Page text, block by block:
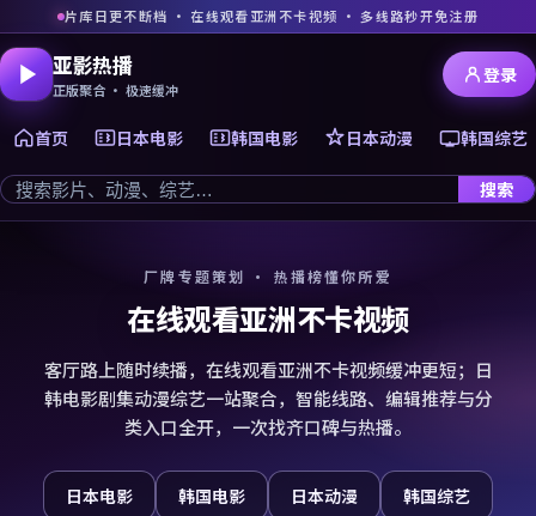
片库日更不断档 · 在线观看亚洲不卡视频 · 多线路秒开免注册
亚影热播
正版聚合 · 极速缓冲
首页 日本电影 韩国电影 日本动漫 韩国综艺
搜索
登录
厂牌专题策划 · 热播榜懂你所爱
在线观看亚洲不卡视频
客厅路上随时续播，在线观看亚洲不卡视频缓冲更短；日
韩电影剧集动漫综艺一站聚合，智能线路、编辑推荐与分
类入口全开，一次找齐口碑与热播。
日本电影 韩国电影 日本动漫 韩国综艺